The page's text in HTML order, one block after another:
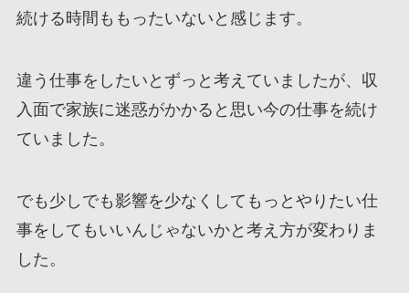
続ける時間ももったいないと感じます。
違う仕事をしたいとずっと考えていましたが、収
入面で家族に迷惑がかかると思い今の仕事を続け
ていました。
でも少しでも影響を少なくしてもっとやりたい仕
事をしてもいいんじゃないかと考え方が変わりま
した。